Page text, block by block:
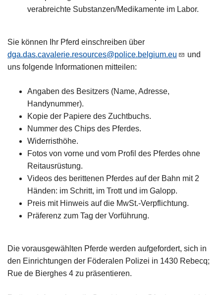
verabreichte Substanzen/Medikamente im Labor.
Sie können Ihr Pferd einschreiben über
dga.das.cavalerie.resources@police.belgium.eu
und
uns folgende Informationen mitteilen:
Angaben des Besitzers (Name, Adresse,
Handynummer).
Kopie der Papiere des Zuchtbuchs.
Nummer des Chips des Pferdes.
Widerristhöhe.
Fotos von vorne und vom Profil des Pferdes ohne
Reitausrüstung.
Videos des berittenen Pferdes auf der Bahn mit 2
Händen: im Schritt, im Trott und im Galopp.
Preis mit Hinweis auf die MwSt.-Verpflichtung.
Präferenz zum Tag der Vorführung.
Die vorausgewählten Pferde werden aufgefordert, sich in
den Einrichtungen der Föderalen Polizei in 1430 Rebecq;
Rue de Bierghes 4 zu präsentieren.